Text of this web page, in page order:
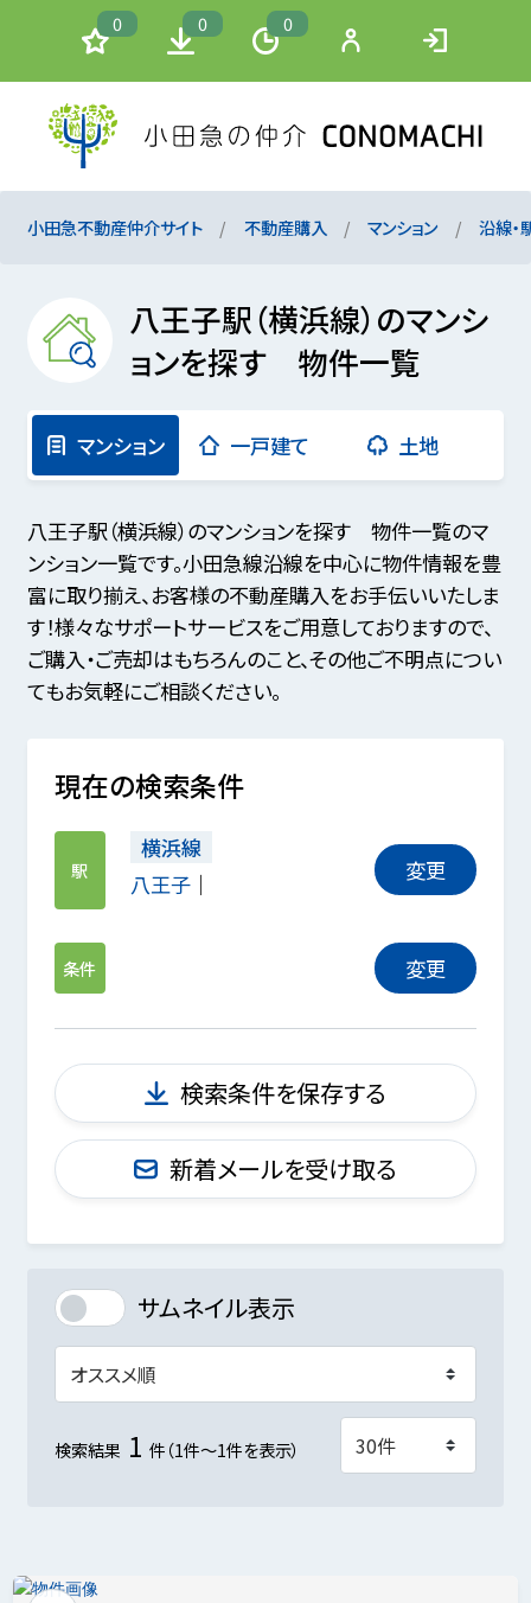
0 0 0
小田急不動産仲介サイト 不動産購入 マンション 沿線・
八王子駅（横浜線）のマンシ
ョンを探す 物件一覧
マンション 一戸建て 土地
八王子駅（横浜線）のマンションを探す 物件一覧のマ
ンション一覧です。小田急線沿線を中心に物件情報を豊
富に取り揃え、お客様の不動産購入をお手伝いいたしま
す！様々なサポートサービスをご用意しておりますので、
ご購入・ご売却はもちろんのこと、その他ご不明点につい
てもお気軽にご相談ください。
現在の検索条件
駅
横浜線
八王子
変更
条件 変更
検索条件を保存する
新着メールを受け取る
サムネイル表示
検索結果 1 件（1件～1件を表示）